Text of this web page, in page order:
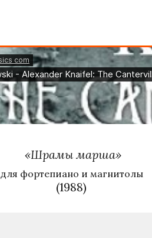
«Шрамы марша»
для фортепиано и магнитолы
(1988)